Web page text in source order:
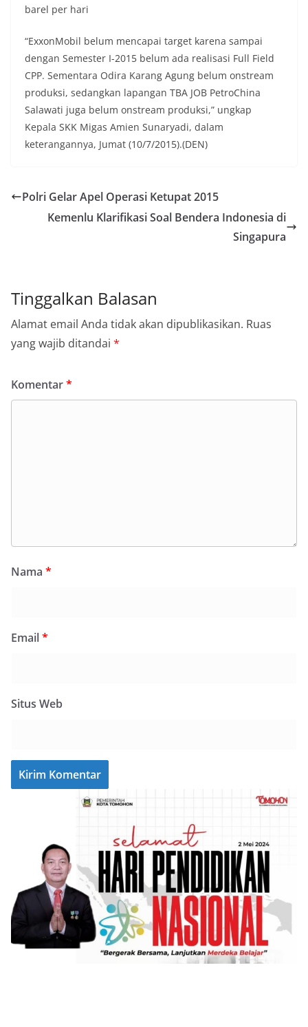
barel per hari
“ExxonMobil belum mencapai target karena sampai
dengan Semester I-2015 belum ada realisasi Full Field
CPP. Sementara Odira Karang Agung belum onstream
produksi, sedangkan lapangan TBA JOB PetroChina
Salawati juga belum onstream produksi,” ungkap
Kepala SKK Migas Amien Sunaryadi, dalam
keterangannya, Jumat (10/7/2015).(DEN)
Polri Gelar Apel Operasi Ketupat 2015
Kemenlu Klarifikasi Soal Bendera Indonesia di
Singapura
Tinggalkan Balasan
Alamat email Anda tidak akan dipublikasikan. Ruas
yang wajib ditandai *
Komentar*
Nama *
Email*
Situs Web